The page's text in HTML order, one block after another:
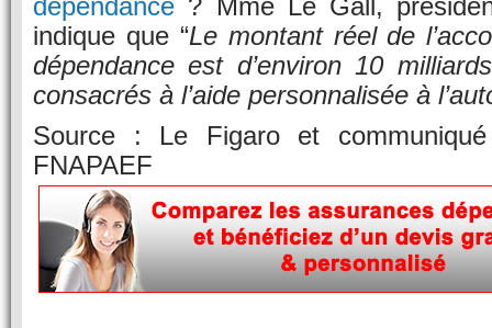
dépendance ? Mme Le Gall,
indique que “Le montant réel de
dépendance est d’environ 10
consacrés à l’aide personnalisée à
Source : Le Figaro et
FNAPAEF